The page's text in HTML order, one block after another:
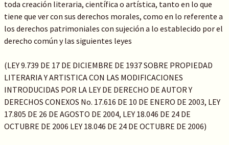
toda creación literaria, científica o artística, tanto en lo que
tiene que ver con sus derechos morales, como en lo referente a
los derechos patrimoniales con sujeción a lo establecido por el
derecho común y las siguientes leyes
(LEY 9.739 DE 17 DE DICIEMBRE DE 1937 SOBRE PROPIEDAD
LITERARIA Y ARTISTICA CON LAS MODIFICACIONES
INTRODUCIDAS POR LA LEY DE DERECHO DE AUTOR Y
DERECHOS CONEXOS No. 17.616 DE 10 DE ENERO DE 2003, LEY
17.805 DE 26 DE AGOSTO DE 2004, LEY 18.046 DE 24 DE
OCTUBRE DE 2006 LEY 18.046 DE 24 DE OCTUBRE DE 2006)